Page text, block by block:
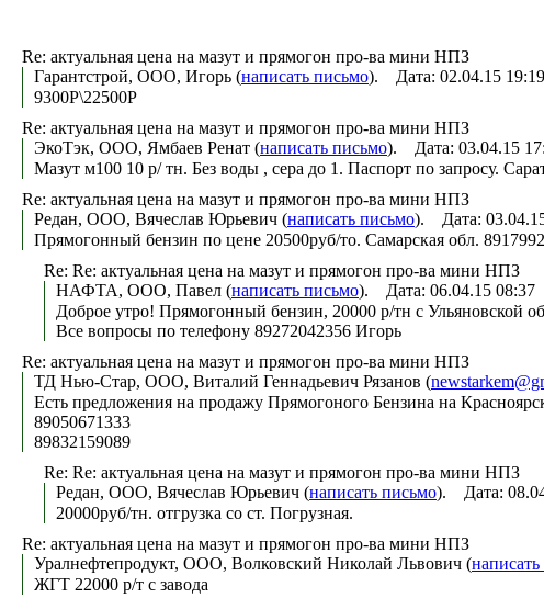
Re: актуальная цена на мазут и прямогон про-ва мини НПЗ
Гарантстрой, ООО, Игорь (написать письмо). Дата: 02.04.15
9300Р\22500Р
Re: актуальная цена на мазут и прямогон про-ва мини НПЗ
ЭкоТэк, ООО, Ямбаев Ренат (написать письмо). Дата: 03.04.15
Мазут м100 10 р/ тн. Без воды , сера до 1. Паспорт по запросу.
Re: актуальная цена на мазут и прямогон про-ва мини НПЗ
Редан, ООО, Вячеслав Юрьевич (написать письмо). Дата:
Прямогонный бензин по цене 20500руб/то. Самарская обл.
Re: Re: актуальная цена на мазут и прямогон про-ва мини НПЗ
НАФТА, ООО, Павел (написать письмо). Дата: 06.04.15 08:37
Доброе утро! Прямогонный бензин, 20000 р/тн с Ульяновской
Все вопросы по телефону 89272042356 Игорь
Re: актуальная цена на мазут и прямогон про-ва мини НПЗ
ТД Нью-Стар, ООО, Виталий Геннадьевич Рязанов (
Есть предложения на продажу Прямогоного Бензина на
89050671333
89832159089
Re: Re: актуальная цена на мазут и прямогон про-ва мини НПЗ
Редан, ООО, Вячеслав Юрьевич (написать письмо). Дата:
20000руб/тн. отгрузка со ст. Погрузная.
Re: актуальная цена на мазут и прямогон про-ва мини НПЗ
Уралнефтепродукт, ООО, Волковский Николай Львович (
ЖГТ 22000 р/т с завода